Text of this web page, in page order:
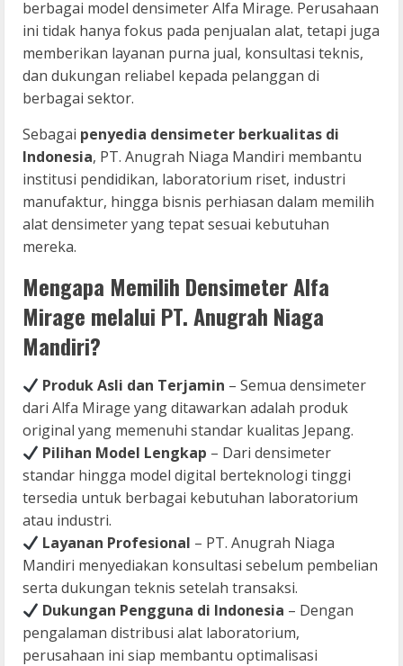
berbagai model densimeter Alfa Mirage. Perusahaan
ini tidak hanya fokus pada penjualan alat, tetapi juga
memberikan layanan purna jual, konsultasi teknis,
dan dukungan reliabel kepada pelanggan di
berbagai sektor.
Sebagai penyedia densimeter berkualitas di
Indonesia, PT. Anugrah Niaga Mandiri membantu
institusi pendidikan, laboratorium riset, industri
manufaktur, hingga bisnis perhiasan dalam memilih
alat densimeter yang tepat sesuai kebutuhan
mereka.
Mengapa Memilih Densimeter Alfa
Mirage melalui PT. Anugrah Niaga
Mandiri?
Produk Asli dan Terjamin – Semua densimeter
dari Alfa Mirage yang ditawarkan adalah produk
original yang memenuhi standar kualitas Jepang.
Pilihan Model Lengkap – Dari densimeter
standar hingga model digital berteknologi tinggi
tersedia untuk berbagai kebutuhan laboratorium
atau industri.
Layanan Profesional – PT. Anugrah Niaga
Mandiri menyediakan konsultasi sebelum pembelian
serta dukungan teknis setelah transaksi.
Dukungan Pengguna di Indonesia – Dengan
pengalaman distribusi alat laboratorium,
perusahaan ini siap membantu optimalisasi